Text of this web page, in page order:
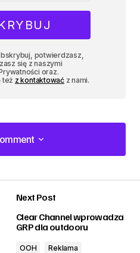
potwierdzasz,
się z naszymi
oraz.
też z kontaktowaćz nami.
Next Post
Clear Channel wprowadza
GRP dla outdooru
OOH
Reklama